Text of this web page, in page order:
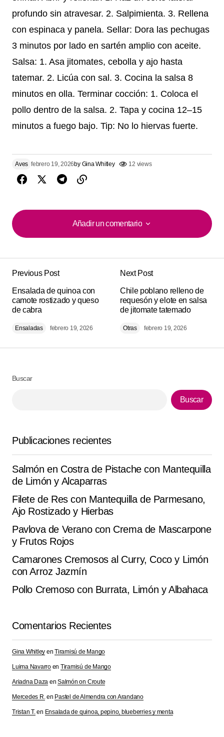
profundo sin atravesar. 2. Salpimienta. 3. Rellena
con espinaca y panela. Sellar: Dora las pechugas
3 minutos por lado en sartén amplio con aceite.
Salsa: 1. Asa jitomates, cebolla y ajo hasta
tatemar. 2. Licúa con sal. 3. Cocina la salsa 8
minutos en olla. Terminar cocción: 1. Coloca el
pollo dentro de la salsa. 2. Tapa y cocina 12–15
minutos a fuego bajo. Tip: No lo hiervas fuerte.
Aves febrero 19, 2026by Gina Whitley 12 views
Añadir un comentario
Añadir un comentario
publicada. Los campos obligatorios están
marcados con*
Comment*
Submit Comment
Previous Post
Ensalada de quinoa con
camote rostizado y queso
de cabra
Ensaladas febrero 19, 2026
Next Post
Chile poblano relleno de
requesón y elote en salsa
de jitomate tatemado
Otras febrero 19, 2026
Buscar
Buscar
Publicaciones recientes
Salmón en Costra de Pistache con Mantequilla
de Limón y Alcaparras
Filete de Res con Mantequilla de Parmesano,
Ajo Rostizado y Hierbas
Pavlova de Verano con Crema de Mascarpone
y Frutos Rojos
Camarones Cremosos al Curry, Coco y Limón
con Arroz Jazmín
Pollo Cremoso con Burrata, Limón y Albahaca
Comentarios Recientes
Gina Whitley enTiramisú de Mango
Luima Navarroen Tiramisú de Mango
Ariadna Daza enSalmón on Croute
Mercedes R.en Pastel de Almendra con Arandano
Tristan T.en Ensalada de quinoa, pepino, blueberries y menta